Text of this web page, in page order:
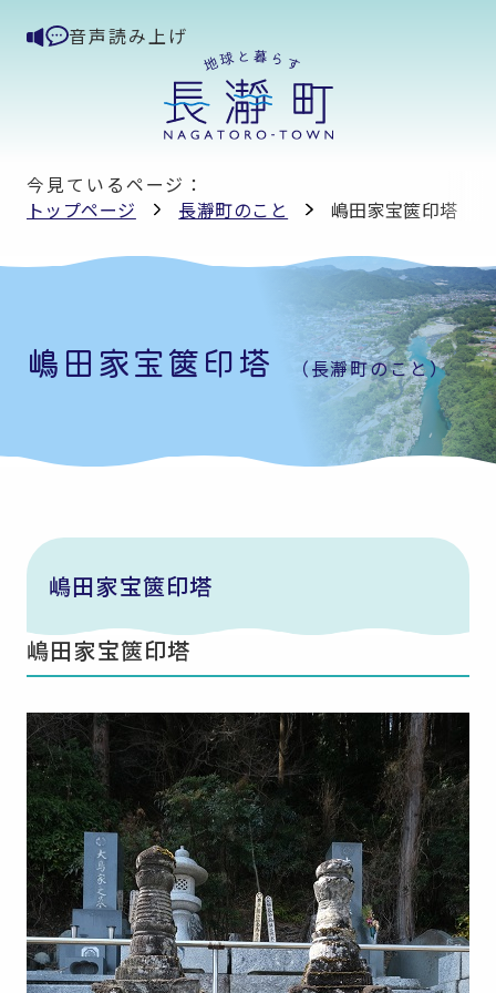
音声読み上げ
今見ているページ：
トップページ
長瀞町のこと 嶋田家宝篋印塔
嶋田家宝篋印塔 （長瀞町のこと）
嶋田家宝篋印塔
嶋田家宝篋印塔